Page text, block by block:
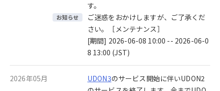
お知らせ
す。
ご迷惑をおかけしますが、ご了承くだ
さい。［メンテナンス］
[期間] 2026-06-08 10:00 -- 2026-06-0
8 13:00 (JST)
2026年05月 UDON3のサービス開始に伴いUDON2